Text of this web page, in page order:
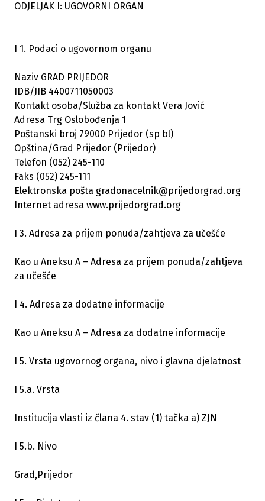
ODJELJAK I: UGOVORNI ORGAN
I 1. Podaci o ugovornom organu
Naziv GRAD PRIJEDOR
IDB/JIB 4400711050003
Kontakt osoba/Služba za kontakt Vera Jović
Adresa Trg Oslobođenja 1
Poštanski broj 79000 Prijedor (sp bl)
Opština/Grad Prijedor (Prijedor)
Telefon (052) 245-110
Faks (052) 245-111
Elektronska pošta gradonacelnik@prijedorgrad.org
Internet adresa www.prijedorgrad.org
I 3. Adresa za prijem ponuda/zahtjeva za učešće
Kao u Aneksu A – Adresa za prijem ponuda/zahtjeva
za učešće
I 4. Adresa za dodatne informacije
Kao u Aneksu A – Adresa za dodatne informacije
I 5. Vrsta ugovornog organa, nivo i glavna djelatnost
I 5.a. Vrsta
Institucija vlasti iz člana 4. stav (1) tačka a) ZJN
I 5.b. Nivo
Grad,Prijedor